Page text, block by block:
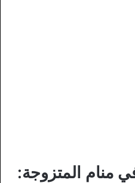
منام المتزوجة: